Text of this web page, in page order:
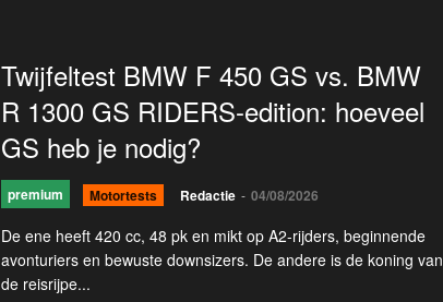
Twijfeltest BMW F 450 GS vs. BMW
R 1300 GS RIDERS-edition: hoeveel
GS heb je nodig?
premium Motortests Redactie - 04/08/2026
De ene heeft 420 cc, 48 pk en mikt op A2-rijders, beginnende
avonturiers en bewuste downsizers. De andere is de koning van
de reisrijpe...